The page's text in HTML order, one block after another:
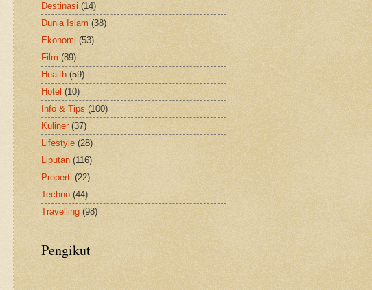
Destinasi (14)
Dunia Islam (38)
Ekonomi (53)
Film (89)
Health (59)
Hotel (10)
Info & Tips (100)
Kuliner (37)
Lifestyle (28)
Liputan (116)
Properti (22)
Techno (44)
Travelling (98)
Pengikut